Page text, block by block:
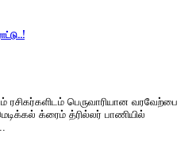
ரசிகர்களிடம் பெருவாரியான வரவேற்பை
க்ரைம் த்ரில்லர் பாணியில்